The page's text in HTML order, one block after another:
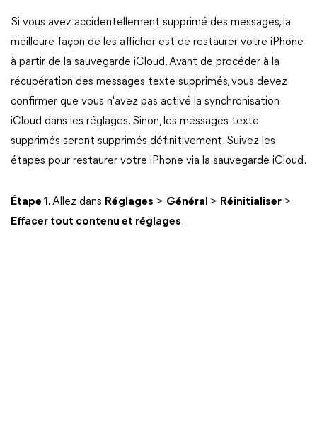
Si vous avez accidentellement supprimé des messages, la
meilleure façon de les afficher est de restaurer votre iPhone
à partir de la sauvegarde iCloud. Avant de procéder à la
récupération des messages texte supprimés, vous devez
confirmer que vous n'avez pas activé la synchronisation
iCloud dans les réglages. Sinon, les messages texte
supprimés seront supprimés définitivement. Suivez les
étapes pour restaurer votre iPhone via la sauvegarde iCloud.
Étape 1.Allez dans Réglages > Général > Réinitialiser >
Effacer tout contenu et réglages.